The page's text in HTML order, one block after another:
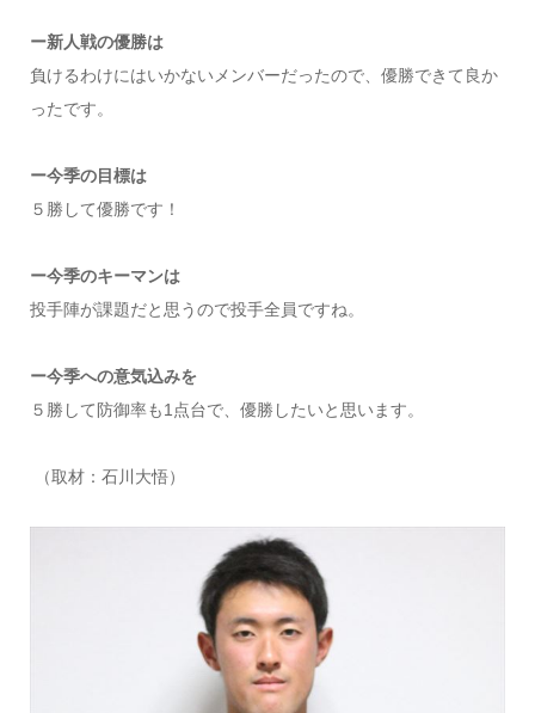
ー新人戦の優勝は
負けるわけにはいかないメンバーだったので、優勝できて良か
ったです。
ー今季の目標は
５勝して優勝です！
ー今季のキーマンは
投手陣が課題だと思うので投手全員ですね。
ー今季への意気込みを
５勝して防御率も1点台で、優勝したいと思います。
（取材：石川大悟）